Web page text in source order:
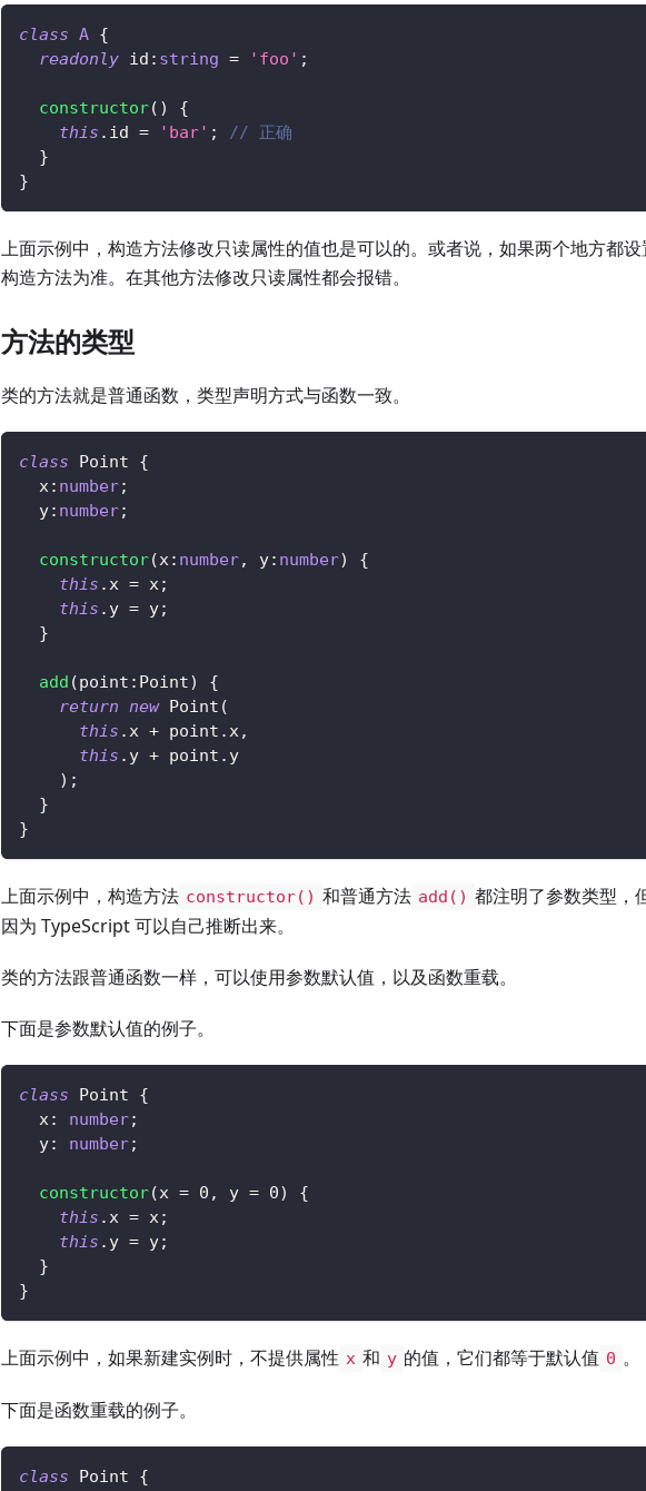
class A {
readonly id : string = 'foo' ;
constructor( )
{
this . id = 'bar' ;
// 正确
}
}
上面示例中，构造方法修改只读属性的值也是可以的。或者说，如果两个地方都
构造方法为准。在其他方法修改只读属性都会报错。
方法的类型
类的方法就是普通函数，类型声明方式与函数一致。
class Point
{
  x
: number;
  y
: number;
constructor(x : number, y: number)
{
this . x = x ;
this . y = y;
}
add (point : Point)
{
return
new Point (
this . x + point . x ,
this . y + point . y
) ;
}
}
上面示例中，构造方法 constructor() 和普通方法 add() 都注明了参数类型，
因为 TypeScript 可以自己推断出来。
类的方法跟普通函数一样，可以使用参数默认值，以及函数重载。
下面是参数默认值的例子。
class Point
{
  x
: number;
  y
: number;
constructor(x = 0 , y = 0)
{
this .x = x;
this . y = y;
}
}
上面示例中，如果新建实例时，不提供属性 x 和 y 的值，它们都等于默认值 0 。
下面是函数重载的例子。
class Point
{